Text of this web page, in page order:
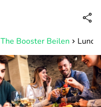
Bereikbaar tot 23:00 uur
The Booster Beilen